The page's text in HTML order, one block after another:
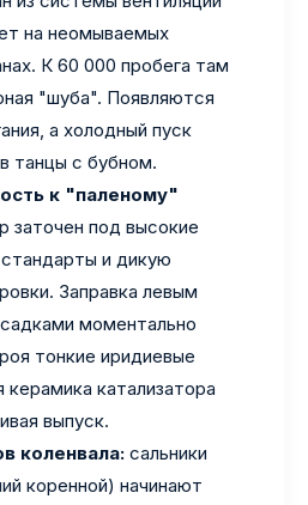
на неомываемых
К 60 000 пробега там
"шуба". Появляются
а холодный пуск
танцы с бубном.
к "паленому"
заточен под высокие
и дикую
Заправка левым
моментально
тонкие иридиевые
керамика катализатора
выпуск.
коленвала: сальники
коренной) начинают